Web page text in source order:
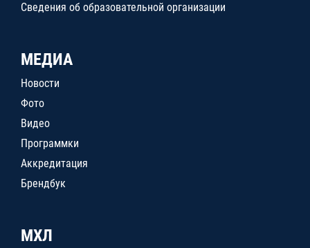
Сведения об образовательной организации
МЕДИА
Новости
Фото
Видео
Программки
Аккредитация
Брендбук
МХЛ